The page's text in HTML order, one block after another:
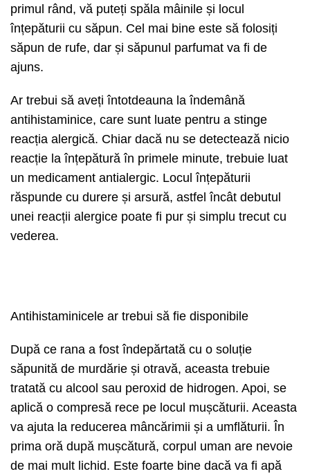
primul rând, vă puteți spăla mâinile și locul
înțepăturii cu săpun. Cel mai bine este să folosiți
săpun de rufe, dar și săpunul parfumat va fi de
ajuns.
Ar trebui să aveți întotdeauna la îndemână
antihistaminice, care sunt luate pentru a stinge
reacția alergică. Chiar dacă nu se detectează nicio
reacție la înțepătură în primele minute, trebuie luat
un medicament antialergic. Locul înțepăturii
răspunde cu durere și arsură, astfel încât debutul
unei reacții alergice poate fi pur și simplu trecut cu
vederea.
Antihistaminicele ar trebui să fie disponibile
După ce rana a fost îndepărtată cu o soluție
săpunită de murdărie și otravă, aceasta trebuie
tratată cu alcool sau peroxid de hidrogen. Apoi, se
aplică o compresă rece pe locul mușcăturii. Aceasta
va ajuta la reducerea mâncărimii și a umflăturii. În
prima oră după mușcătură, corpul uman are nevoie
de mai mult lichid. Este foarte bine dacă va fi apă